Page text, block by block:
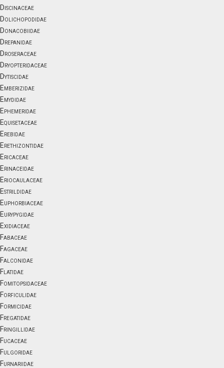
Discinaceae
Dolichopodidae
Donacobiidae
Drepanidae
Droseraceae
Dryopteridaceae
Dytiscidae
Emberizidae
Emydidae
Ephemeridae
Equisetaceae
Erebidae
Erethizontidae
Ericaceae
Erinaceidae
Eriocaulaceae
Estrildidae
Euphorbiaceae
Eurypygidae
Exidiaceae
Fabaceae
Fagaceae
Falconidae
Flatidae
Fomitopsidaceae
Forficulidae
Formicidae
Fregatidae
Fringillidae
Fucaceae
Fulgoridae
Furnariidae